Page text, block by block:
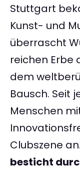
Stuttgart
Kunst- und
überrascht
reichen Erbe
dem
Bausch. Seit
Menschen
Clubszene an.
besticht